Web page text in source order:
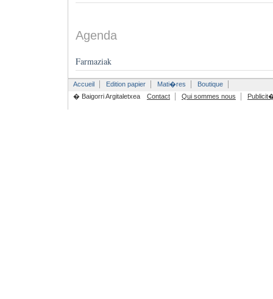
Agenda
Farmaziak
Accueil Edition papier Mati�res
Boutique
� Baigorri Argitaletxea
Contact Qui sommes nous